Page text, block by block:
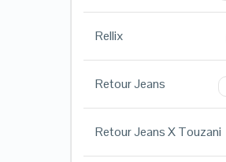
Rellix
Retour Jeans
Retour Jeans X Touzani